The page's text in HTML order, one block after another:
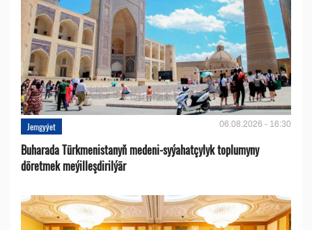
Jemgyýet 06.08.2026 - 16:30
Buharada Türkmenistanyň medeni-syýahatçylyk toplumyny
döretmek meýilleşdirilýär